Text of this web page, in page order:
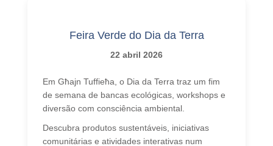
Feira Verde do Dia da Terra
22 abril 2026
Em Għajn Tuffieħa, o Dia da Terra traz um fim
de semana de bancas ecológicas, workshops e
diversão com consciência ambiental.
Descubra produtos sustentáveis, iniciativas
comunitárias e atividades interativas num